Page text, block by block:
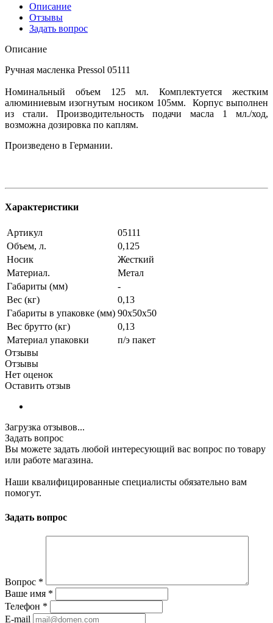
Описание
Отзывы
Задать вопрос
Описание
Ручная масленка Pressol 05111
Номинальный объем 125 мл. Комплектуется жестким
алюминиевым изогнутым носиком 105мм. Корпус выполнен
из стали. Производительность подачи масла 1 мл./ход,
возможна дозировка по каплям.
Произведено в Германии.
Характеристики
Артикул
05111
Объем, л.
0,125
Носик
Жесткий
Материал.
Метал
Габариты (мм)
-
Вес (кг)
0,13
Габариты в упаковке (мм) 90х50х50
Вес брутто (кг)
0,13
Материал упаковки
п/э пакет
Отзывы
Отзывы
Нет оценок
Оставить отзыв
Загрузка отзывов...
Задать вопрос
Вы можете задать любой интересующий вас вопрос по товару
или работе магазина.
Наши квалифицированные специалисты обязательно вам
помогут.
Задать вопрос
Вопрос *
Ваше имя *
Телефон *
E-mail